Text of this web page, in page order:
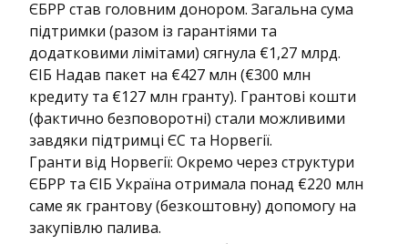
ЄБРР став головним донором. Загальна сума
підтримки (разом із гарантіями та
додатковими лімітами) сягнула €1,27 млрд.
ЄІБ Надав пакет на €427 млн (€300 млн
кредиту та €127 млн гранту). Грантові кошти
(фактично безповоротні) стали можливими
завдяки підтримці ЄС та Норвегії.
Гранти від Норвегії: Окремо через структури
ЄБРР та ЄІБ Україна отримала понад €220 млн
саме як грантову (безкоштовну) допомогу на
закупівлю палива.